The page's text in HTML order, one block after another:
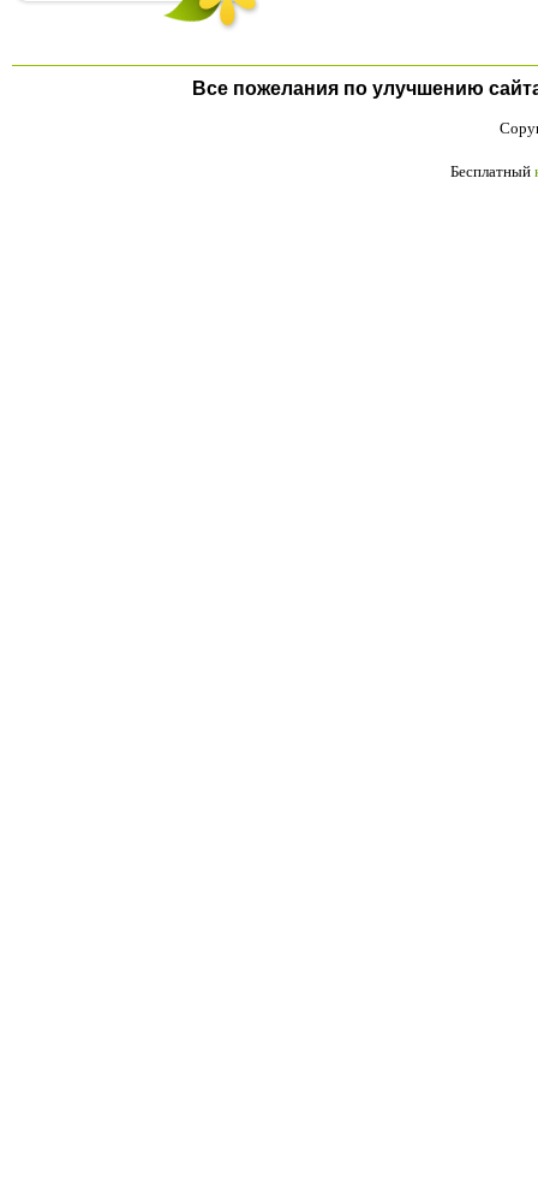
Все пожелания по улучшению
Бесплатный